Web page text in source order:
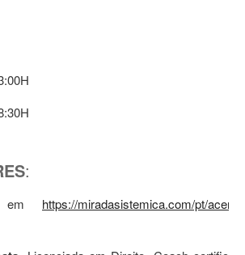
:
em https://miradasistemica.com/pt/